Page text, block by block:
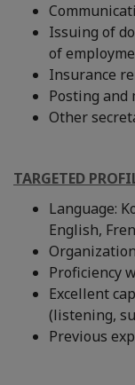
Issuing of
of
Insurance
Posting
Other
TARGETED
Language:
English,
Proficiency
Excellent
(listening,
Previous